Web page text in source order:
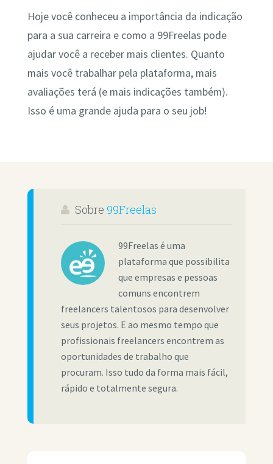
Hoje você conheceu a importância da indicação
para a sua carreira e como a 99Freelas pode
ajudar você a receber mais clientes. Quanto
mais você trabalhar pela plataforma, mais
avaliações terá (e mais indicações também).
Isso é uma grande ajuda para o seu job!
Sobre 99Freelas
99Freelas é uma
plataforma que possibilita
que empresas e pessoas
comuns encontrem
freelancers talentosos para desenvolver
seus projetos. E ao mesmo tempo que
profissionais freelancers encontrem as
oportunidades de trabalho que
procuram. Isso tudo da forma mais fácil,
rápido e totalmente segura.